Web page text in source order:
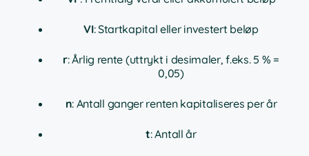
VI: Startkapital eller investert beløp
r: Årlig rente (uttrykt i desimaler, f.eks. 5 % =
0,05)
n: Antall ganger renten kapitaliseres per år
t: Antall år